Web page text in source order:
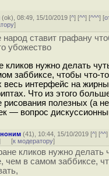
(ok), 08:49, 15/10/2019 [^] [^^] [^^^] [
]
народ ставит графану
убожество
кликов нужно делать
заббиксе, чтобы что-
весь интерфейс на
Что из этого
рисования полезных (а
— вопрос
(41), 10:44, 15/10/2019 [^] [^^]
[к модератору]
кликов нужно делать
чем в самом заббиксе,